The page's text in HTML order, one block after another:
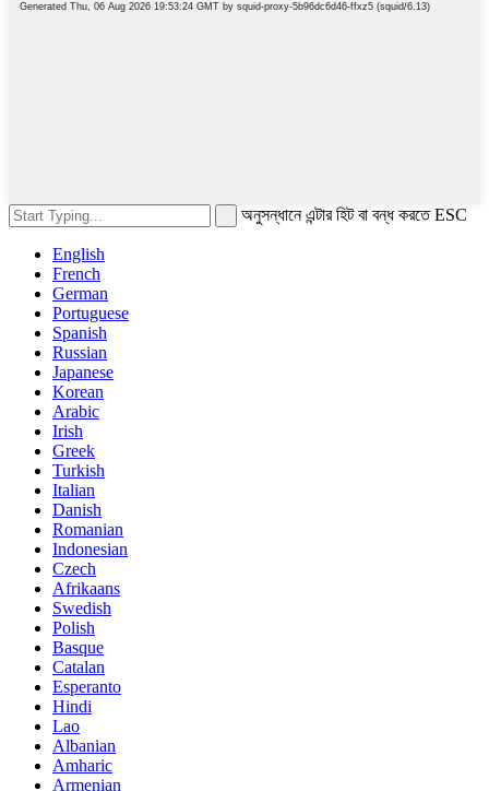
অনুসন্ধানে এন্টার হিট বা বন্ধ করতে ESC
English
French
German
Portuguese
Spanish
Russian
Japanese
Korean
Arabic
Irish
Greek
Turkish
Italian
Danish
Romanian
Indonesian
Czech
Afrikaans
Swedish
Polish
Basque
Catalan
Esperanto
Hindi
Lao
Albanian
Amharic
Armenian